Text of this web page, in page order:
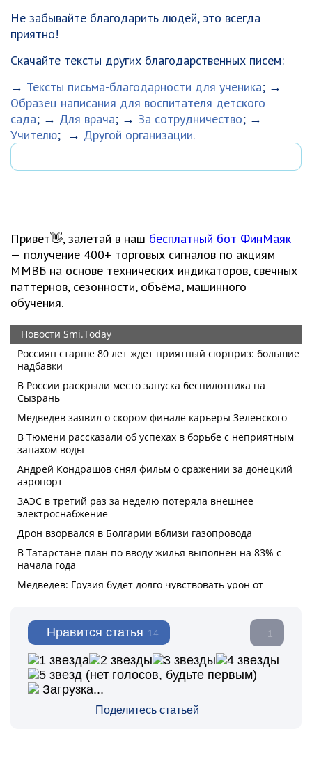
Не забывайте благодарить людей, это всегда
приятно!
Скачайте тексты других благодарственных писем:
→ Тексты письма-благодарности для ученика; →
Образец написания для воспитателя детского
сада; → Для врача; → За сотрудничество; →
Учителю; → Другой организации.
Привет👋, залетай в наш бесплатный бот ФинМаяк
— получение 400+ торговых сигналов по акциям
ММВБ на основе технических индикаторов, свечных
паттернов, сезонности, объёма, машинного
обучения.
Нравится статья 14 1
Поделитесь статьей
(нет голосов, будьте первым)
Загрузка...